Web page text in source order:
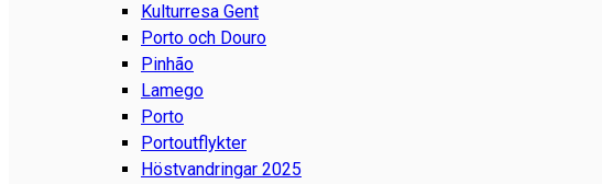
Kulturresa Gent
Porto och Douro
Pinhão
Lamego
Porto
Portoutflykter
Höstvandringar 2025